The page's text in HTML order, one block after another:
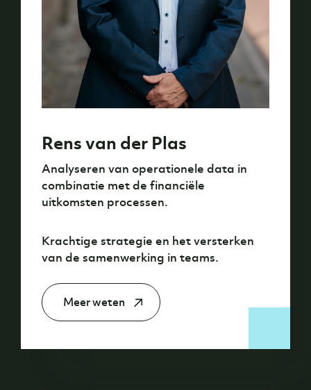
Rens van der Plas
Analyseren van operationele data in
combinatie met de financiële
uitkomsten processen.
Krachtige strategie en het versterken
van de samenwerking in teams.
Meer weten